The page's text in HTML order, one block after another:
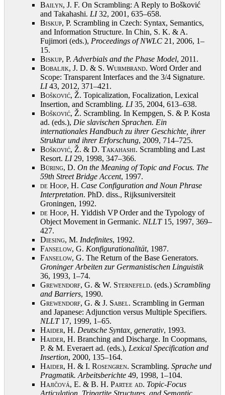
Bailyn, J. F. On Scrambling: A Reply to Bošković
and Takahashi. LI32, 2001, 635–658.
Biskup, P. Scrambling in Czech: Syntax, Semantics,
and Information Structure. In Chin, S. K. & A.
Fujimori (eds.), Proceedings of NWLC 21, 2006, 1–
15.
Biskup, P. Adverbials and the Phase Model, 2011 .
Bobaljik, J. D. & S. Wurmbrand. Word Order and
Scope: Transparent Interfaces and the 3/4 Signature.
LI43, 2012, 371–421 .
Bošković, Ž. Topicalization, Focalization, Lexical
Insertion, and Scrambling. LI35, 2004, 613–638.
Bošković, Ž. Scrambling. In Kempgen, S. & P. Kosta
ad. (eds.), Die slavischen Sprachen. Ein
internationales Handbuch zu ihrer Geschichte, ihrer
Struktur und ihrer Erforschung, 2009, 714–725.
Bošković, Ž. & D. Takahashi. Scrambling and Last
Resort. LI29, 1998, 347–366.
Büring, D. On the Meaning of Topic and Focus. The
59th Street Bridge Accent, 1997.
de Hoop, H. Case Configuration and Noun Phrase
Interpretation. PhD. diss., Rijksuniversiteit
Groningen, 1992.
de Hoop, H. Yiddish VP Order and the Typology of
Object Movement in Germanic. NLLT15, 1997, 369–
427.
Diesing, M. Indefinites, 1992.
Fanselow, G. Konfigurationalität, 1987.
Fanselow, G. The Return of the Base Generators.
Groninger Arbeiten zur Germanistischen Linguistik
36, 1993, 1–74.
Grewendorf, G. & W. Sternefeld. (eds.) Scrambling
and Barriers, 1990.
Grewendorf, G. & J. Sabel. Scrambling in German
and Japanese: Adjunction versus Multiple Specifiers.
NLLT17, 1999, 1–65.
Haider, H. Deutsche Syntax, generativ, 1993.
Haider, H. Branching and Discharge. In Coopmans,
P. & M. Everaert ad. (eds.), Lexical Specification and
Insertion, 2000, 135–164.
Haider, H. & I. Rosengren. Scrambling. Sprache und
Pragmatik. Arbeitsberichte 49, 1998, 1–104.
Hajičová, E. & B. H. Partee ad. Topic-Focus
Articulation, Tripartite Structures, and Semantic